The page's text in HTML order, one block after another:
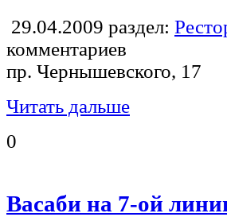
29.04.2009 раздел:
комментариев
пр. Чернышевского, 17
Читать дальше
0
Васаби на 7-ой